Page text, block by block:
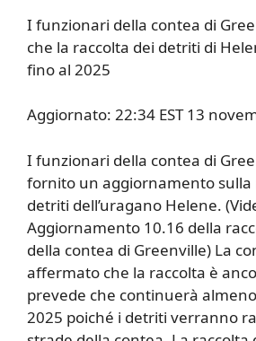
I funzionari della contea di
che la raccolta dei detriti di
fino al 2025
Aggiornato: 22:34 EST 13
I funzionari della contea di
fornito un aggiornamento sulla
detriti dell’uragano Helene.
Aggiornamento 10.16 della
della contea di Greenville) La
affermato che la raccolta è
prevede che continuerà
2025 poiché i detriti verranno